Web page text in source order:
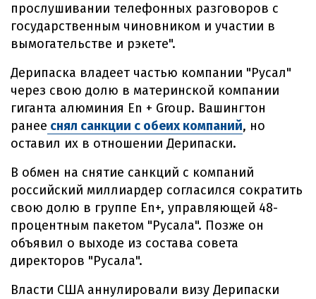
прослушивании телефонных разговоров с
государственным чиновником и участии в
вымогательстве и рэкете".
Дерипаска владеет частью компании "Русал"
через свою долю в материнской компании
гиганта алюминия En + Group. Вашингтон
ранее снял санкции с обеих компаний, но
оставил их в отношении Дерипаски.
В обмен на снятие санкций с компаний
российский миллиардер согласился сократить
свою долю в группе En+, управляющей 48-
процентным пакетом "Русала". Позже он
объявил о выходе из состава совета
директоров "Русала".
Власти США аннулировали визу Дерипаски